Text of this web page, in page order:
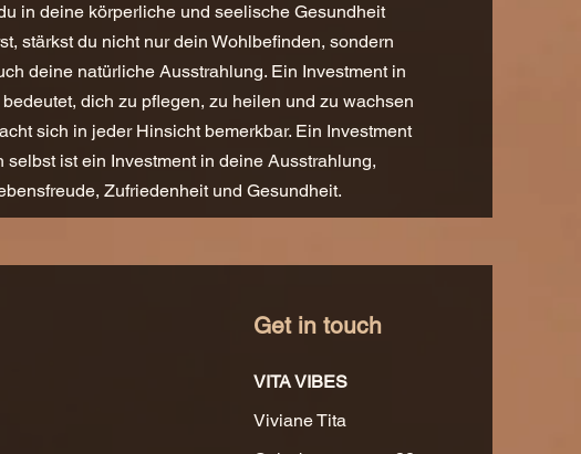
in deine körperliche und seelische Gesundheit
stärkst du nicht nur dein Wohlbefinden, sondern
deine natürliche Ausstrahlung. Ein Investment in
dich zu pflegen, zu heilen und zu wachsen
sich in jeder Hinsicht bemerkbar. Ein Investment
selbst ist ein Investment in deine Ausstrahlung,
Zufriedenheit und Gesundheit.
Get in touch
VITA VIBES
Viviane Tita